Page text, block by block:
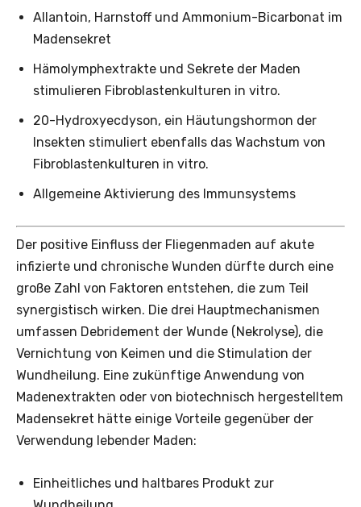
Allantoin, Harnstoff und Ammonium-Bicarbonat im
Madensekret
Hämolymphextrakte und Sekrete der Maden
stimulieren Fibroblastenkulturen in vitro.
20-Hydroxyecdyson, ein Häutungshormon der
Insekten stimuliert ebenfalls das Wachstum von
Fibroblastenkulturen in vitro.
Allgemeine Aktivierung des Immunsystems
Der positive Einfluss der Fliegenmaden auf akute
infizierte und chronische Wunden dürfte durch eine
große Zahl von Faktoren entstehen, die zum Teil
synergis­tisch wirken. Die drei Hauptmechanismen
umfassen Debridement der Wunde (Nekrolyse), die
Vernichtung von Keimen und die Stimulation der
Wundheilung. Eine zukünftige Anwendung von
Madenextrakten oder von biotechnisch hergestelltem
Madensekret hätte einige Vorteile gegenüber der
Verwendung ­lebender Maden:
Einheitliches und haltbares Produkt zur